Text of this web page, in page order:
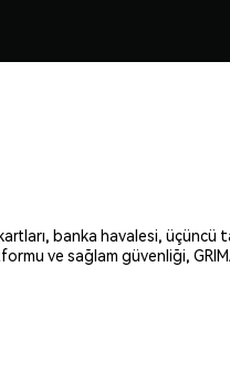
banka havalesi, üçüncü
ve sağlam güvenliği,